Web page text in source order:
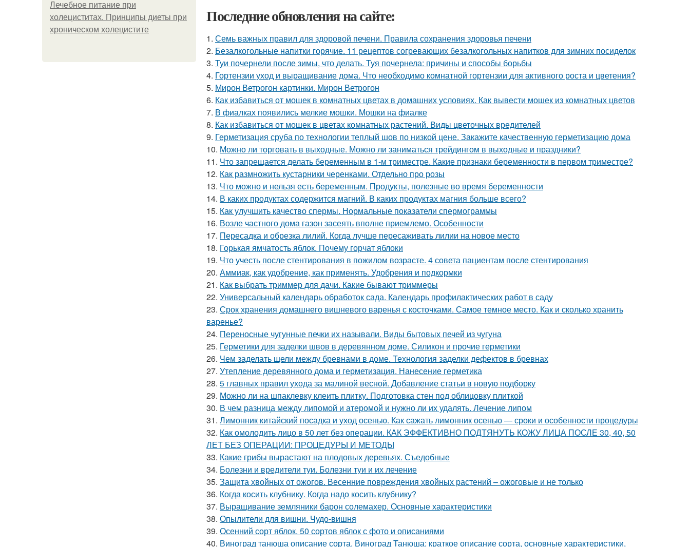
Лечебное питание при
холециститах. Принципы диеты при
хроническом холецистите
Последние обновления на сайте:
1. Семь важных правил для здоровой печени. Правила сохранения здоровья печени
2. Безалкогольные напитки горячие. 11 рецептов согревающих безалкогольных напитков для зимних посиделок
3. Туи почернели после зимы, что делать. Туя почернела: причины и способы борьбы
4. Гортензии уход и выращивание дома. Что необходимо комнатной гортензии для активного роста и цветения?
5. Мирон Ветрогон картинки. Мирон Ветрогон
6. Как избавиться от мошек в комнатных цветах в домашних условиях. Как вывести мошек из комнатных цветов
7. В фиалках появились мелкие мошки. Мошки на фиалке
8. Как избавиться от мошек в цветах комнатных растений. Виды цветочных вредителей
9. Герметизация сруба по технологии теплый шов по низкой цене. Закажите качественную герметизацию дома
10. Можно ли торговать в выходные. Можно ли заниматься трейдингом в выходные и праздники?
11. Что запрещается делать беременным в 1-м триместре. Какие признаки беременности в первом триместре?
12. Как размножить кустарники черенками. Отдельно про розы
13. Что можно и нельзя есть беременным. Продукты, полезные во время беременности
14. В каких продуктах содержится магний. В каких продуктах магния больше всего?
15. Как улучшить качество спермы. Нормальные показатели спермограммы
16. Возле частного дома газон засеять вполне приемлемо. Особенности
17. Пересадка и обрезка лилий. Когда лучше пересаживать лилии на новое место
18. Горькая ямчатость яблок. Почему горчат яблоки
19. Что учесть после стентирования в пожилом возрасте. 4 совета пациентам после стентирования
20. Аммиак, как удобрение, как применять. Удобрения и подкормки
21. Как выбрать триммер для дачи. Какие бывают триммеры
22. Универсальный календарь обработок сада. Календарь профилактических работ в саду
23. Срок хранения домашнего вишневого варенья с косточками. Самое темное место. Как и сколько хранить
варенье?
24. Переносные чугунные печки их называли. Виды бытовых печей из чугуна
25. Герметики для заделки швов в деревянном доме. Силикон и прочие герметики
26. Чем заделать щели между бревнами в доме. Технология заделки дефектов в бревнах
27. Утепление деревянного дома и герметизация. Нанесение герметика
28. 5 главных правил ухода за малиной весной. Добавление статьи в новую подборку
29. Можно ли на шпаклевку клеить плитку. Подготовка стен под облицовку плиткой
30. В чем разница между липомой и атеромой и нужно ли их удалять. Лечение липом
31. Лимонник китайский посадка и уход осенью. Как сажать лимонник осенью — сроки и особенности процедуры
32. Как омолодить лицо в 50 лет без операции. КАК ЭФФЕКТИВНО ПОДТЯНУТЬ КОЖУ ЛИЦА ПОСЛЕ 30, 40, 50
ЛЕТ БЕЗ ОПЕРАЦИИ: ПРОЦЕДУРЫ И МЕТОДЫ
33. Какие грибы вырастают на плодовых деревьях. Съедобные
34. Болезни и вредители туи. Болезни туи и их лечение
35. Защита хвойных от ожогов. Весенние повреждения хвойных растений – ожоговые и не только
36. Когда косить клубнику. Когда надо косить клубнику?
37. Выращивание земляники барон солемахер. Основные характеристики
38. Опылители для вишни. Чудо-вишня
39. Осенний сорт яблок. 50 сортов яблок с фото и описаниями
40. Виноград танюша описание сорта. Виноград Танюша: краткое описание сорта, основные характеристики,